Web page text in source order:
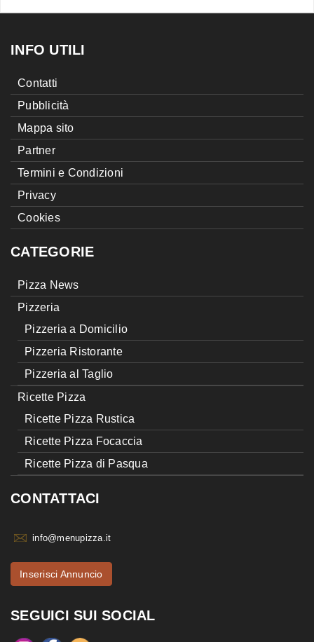
INFO UTILI
Contatti
Pubblicità
Mappa sito
Partner
Termini e Condizioni
Privacy
Cookies
CATEGORIE
Pizza News
Pizzeria
Pizzeria a Domicilio
Pizzeria Ristorante
Pizzeria al Taglio
Ricette Pizza
Ricette Pizza Rustica
Ricette Pizza Focaccia
Ricette Pizza di Pasqua
CONTATTACI
info@menupizza.it
Inserisci Annuncio
SEGUICI SUI SOCIAL